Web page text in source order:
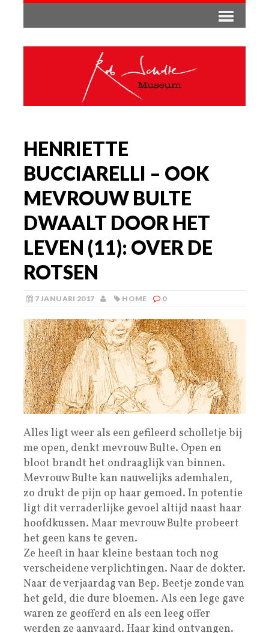
HENRIETTE
BUCCIARELLI – OOK
MEVROUW BULTE
DWAALT DOOR HET
LEVEN (11): OVER DE
ROTSEN
7 JANUARI 2017 HOME 0
Alles ligt weer als een gefileerd scholletje bij
me open, denkt mevrouw Bulte. Open en
bloot brandt het ondraaglijk van binnen.
Mevrouw Bulte kan nauwelijks ademhalen,
zo drukt de pijn op haar gemoed. In potentie
ligt dit verraderlijke gevoel altijd naast haar
hoofdkussen. Maar mevrouw Bulte probeert
het geen kans te geven.
Ze heeft in haar kleine bestaan toch nog
verscheidene verplichtingen. Naar de dokter.
Naar de verjaardag van Bep. Beetje zonde van
het geld, die dure bloemen. Als een lege gave
waren ze geofferd en als een leeg offer
werden ze aanvaard. Haar kind ontvangen.